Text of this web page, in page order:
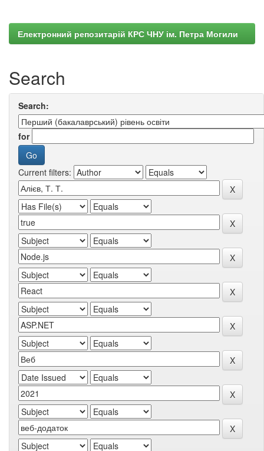
Електронний репозитарій КРС ЧНУ ім. Петра Могили
Search
Search:
for
Current filters: